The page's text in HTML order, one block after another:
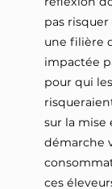
pas
une filière
impactée
pour qui
sur la mise
démarche
ces